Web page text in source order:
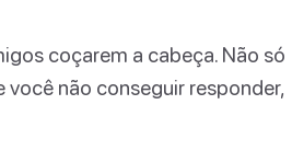
coçarem a cabeça. Não só
você não conseguir responder,